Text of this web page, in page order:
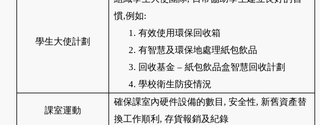
學生大使計劃
慣,例如:
1. 有效使用環保回收箱
2. 有智慧及環保地處理紙包飲品
3. 回收基金 – 紙包飲品盒智慧回收計劃
4. 學校衛生防疫情況
課室運動
確保課室內硬件設備的數目 , 安全性, 新舊資產替
換工作順利 , 存貨報銷及紀錄